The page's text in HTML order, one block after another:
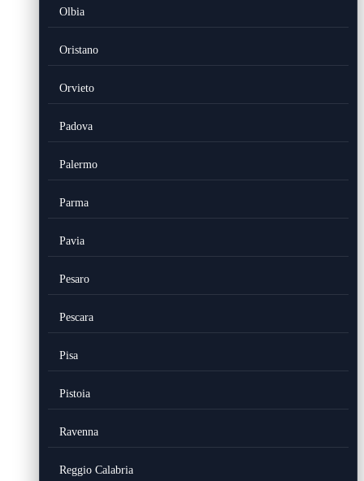
Olbia
Oristano
Orvieto
Padova
Palermo
Parma
Pavia
Pesaro
Pescara
Pisa
Pistoia
Ravenna
Reggio Calabria